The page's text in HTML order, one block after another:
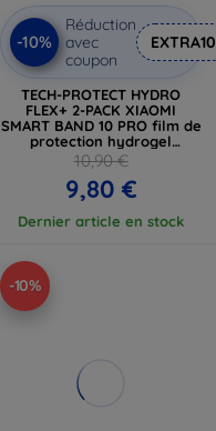
-10%
Réduction
avec
coupon
EXTRA10
TECH-PROTECT HYDRO
FLEX+ 2-PACK XIAOMI
SMART BAND 10 PRO film de
protection hydrogel
transparent
10,90 €
9,80 €
Dernier article en stock
-10%